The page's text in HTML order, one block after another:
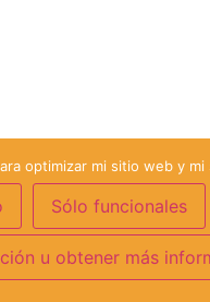
optimizar mi sitio web y mi
Sólo funcionales
u obtener más